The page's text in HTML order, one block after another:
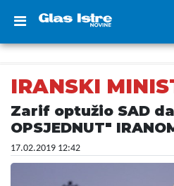
IRANSKI
Zarif optužio SAD da
OPSJEDNUT"
17.02.2019 12:42